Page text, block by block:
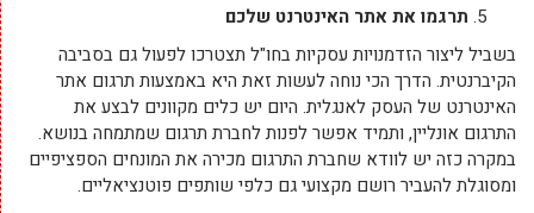
תרגמו את אתר האינטרנט שלכם
בשביל ליצור הזדמנויות עסקיות בחו"ל תצטרכו לפעול גם בסביבה
הקיברנטית. הדרך הכי נוחה לעשות זאת היא באמצעות תרגום אתר
האינטרנט של העסק לאנגלית. היום יש כלים מקוונים לבצע את
התרגום אונליין, ותמיד אפשר לפנות לחברת תרגום שמתמחה בנושא.
במקרה כזה יש לוודא שחברת התרגום מכירה את המונחים הספציפיים
ומסוגלת להעביר רושם מקצועי גם כלפי שותפים פוטנציאליים.